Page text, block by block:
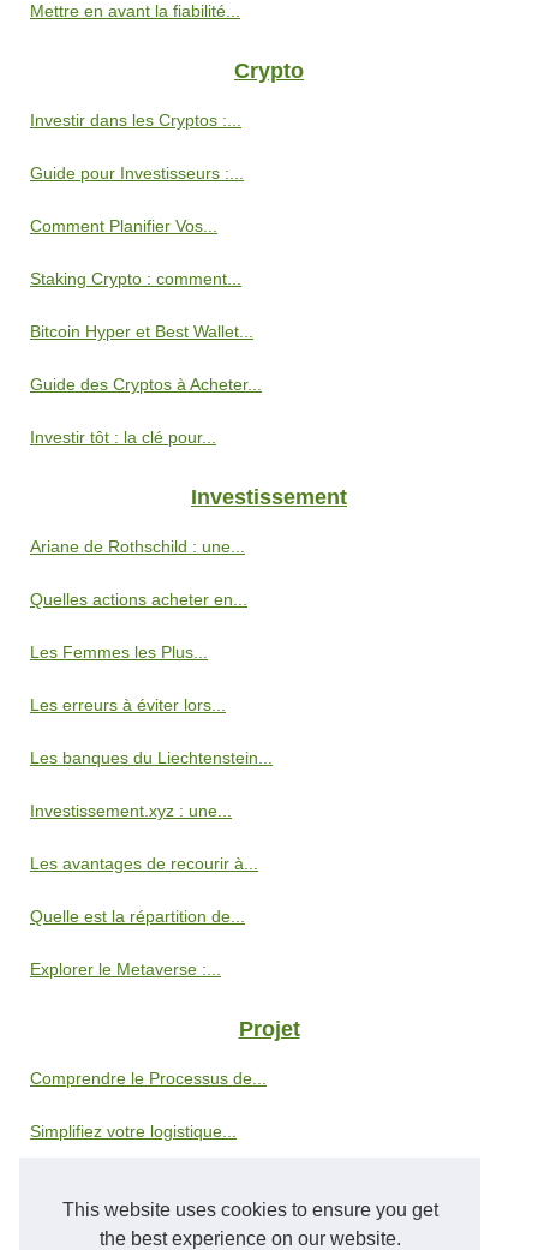
This website uses cookies to ensure you get
the best experience on our website.
Mettre en avant la fiabilité...
Crypto
Investir dans les Cryptos :...
Guide pour Investisseurs :...
Comment Planifier Vos...
Staking Crypto : comment...
Bitcoin Hyper et Best Wallet...
Guide des Cryptos à Acheter...
Investir tôt : la clé pour...
Investissement
Ariane de Rothschild : une...
Quelles actions acheter en...
Les Femmes les Plus...
Les erreurs à éviter lors...
Les banques du Liechtenstein...
Investissement.xyz : une...
Les avantages de recourir à...
Quelle est la répartition de...
Explorer le Metaverse :...
Projet
Comprendre le Processus de...
Simplifiez votre logistique...
Explorer l'émergence de la...